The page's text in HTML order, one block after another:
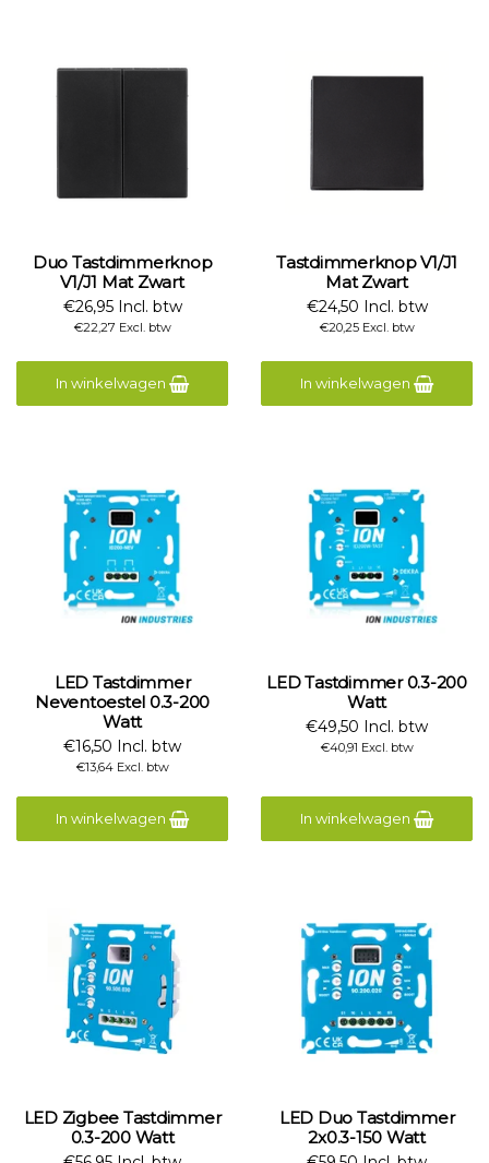
Duo Tastdimmerknop
V1/J1 Mat Zwart
€26,95 Incl. btw
€22,27 Excl. btw
In winkelwagen
Tastdimmerknop V1/J1
Mat Zwart
€24,50 Incl. btw
€20,25 Excl. btw
In winkelwagen
LED Tastdimmer
Neventoestel 0.3-200
Watt
€16,50 Incl. btw
€13,64 Excl. btw
In winkelwagen
LED Tastdimmer 0.3-200
Watt
€49,50 Incl. btw
€40,91 Excl. btw
In winkelwagen
LED Zigbee Tastdimmer
0.3-200 Watt
LED Duo Tastdimmer
2x0.3-150 Watt